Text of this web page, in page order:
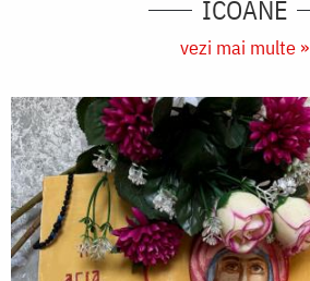
ICOANE
vezi mai multe »